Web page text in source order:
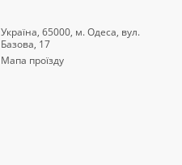
Україна, 65000, м. Одеса, вул.
Базова, 17
Мапа проїзду